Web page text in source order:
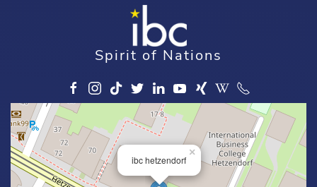
Spirit of Nations
ibc hetzendorf
×